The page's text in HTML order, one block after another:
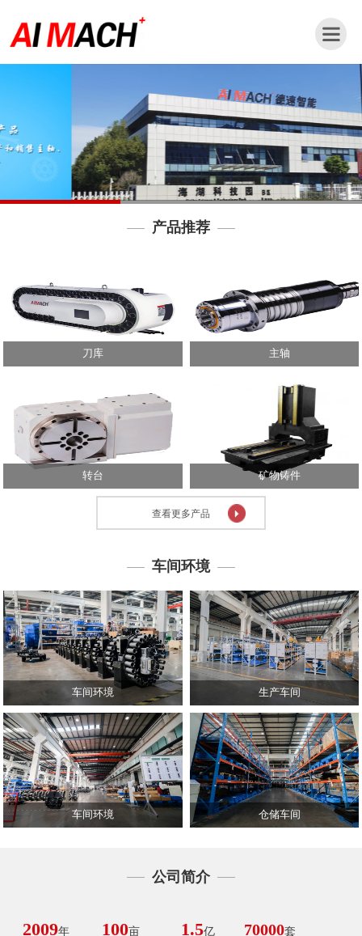
简
态
技
术
中
心
人
力
资
源
联
们
产品推荐
刀库 主轴
转台 矿物铸件
查看更多产品
车间环境
车间环境 生产车间
车间环境 仓储车间
公司简介
2009年
100亩
1.5亿
70000套